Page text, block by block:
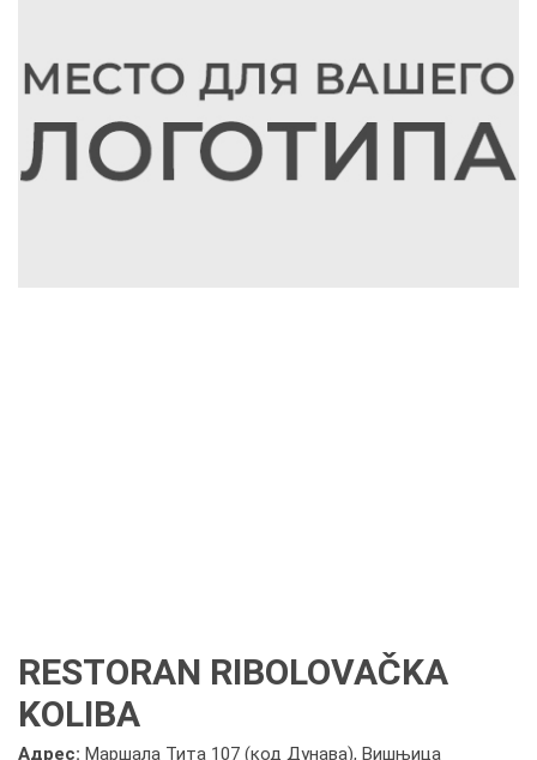
RESTORAN RIBOLOVAČKA
KOLIBA
Адрес: Маршала Тита 107 (код Дунава), Вишњица